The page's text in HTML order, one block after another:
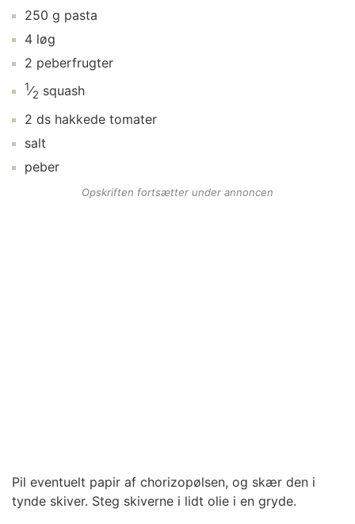
250 g pasta
4 løg
2 peberfrugter
1⁄2 squash
2 ds hakkede tomater
salt
peber
Opskriften fortsætter under annoncen
Pil eventuelt papir af chorizopølsen, og skær den i
tynde skiver. Steg skiverne i lidt olie i en gryde.